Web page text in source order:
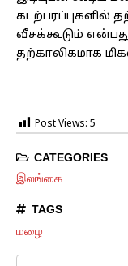
கடற்பரப்புகளில்
வீசக்கூடும்
தற்காலிகமாக
Post Views: 5
CATEGORIES
இலங்கை
TAGS
மழை